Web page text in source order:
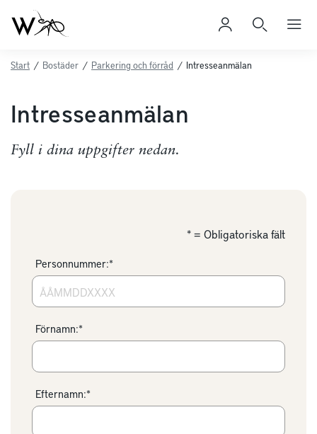
Start / Bostäder / Parkering och förråd / Intresseanmälan
Intresseanmälan
Fyll i dina uppgifter nedan.
* = Obligatoriska fält
Personnummer:*
Förnamn:*
Efternamn:*